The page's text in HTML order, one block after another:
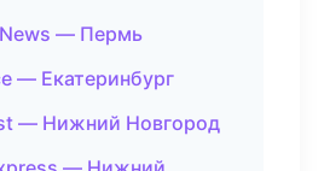
— Пермь
— Екатеринбург
— Нижний Новгород